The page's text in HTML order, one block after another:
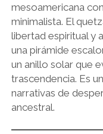
mesoamericana
minimalista. El
libertad espiritual y
una pirámide
un anillo solar que
trascendencia. Es
narrativas de
ancestral.